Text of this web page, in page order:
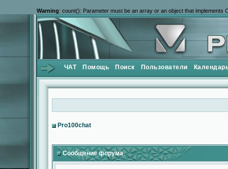
Warning: count(): Parameter must be an array or an object that implements
ЧАТ Помощь Поиск Пользователи
Pro100chat
Сообщение форума